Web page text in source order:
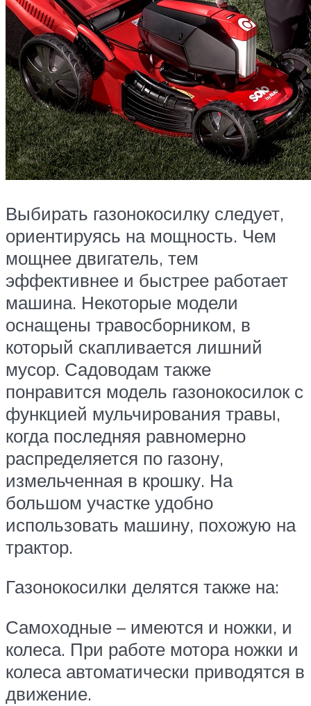
Выбирать газонокосилку следует,
ориентируясь на мощность. Чем
мощнее двигатель, тем
эффективнее и быстрее работает
машина. Некоторые модели
оснащены травосборником, в
который скапливается лишний
мусор. Садоводам также
понравится модель газонокосилок с
функцией мульчирования травы,
когда последняя равномерно
распределяется по газону,
измельченная в крошку. На
большом участке удобно
использовать машину, похожую на
трактор.
Газонокосилки делятся также на:
Самоходные – имеются и ножки, и
колеса. При работе мотора ножки и
колеса автоматически приводятся в
движение.